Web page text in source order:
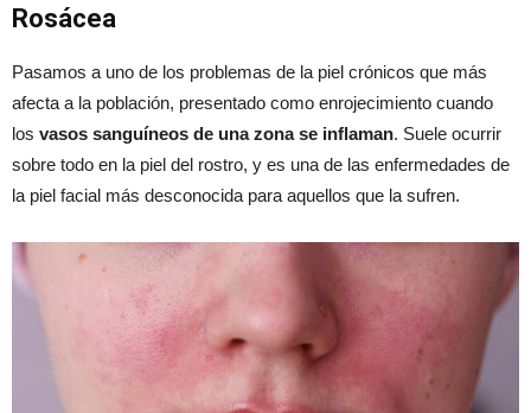
Rosácea
Pasamos a uno de los problemas de la piel crónicos que más
afecta a la población, presentado como enrojecimiento cuando
los vasos sanguíneos de una zona se inflaman. Suele ocurrir
sobre todo en la piel del rostro, y es una de las enfermedades de
la piel facial más desconocida para aquellos que la sufren.